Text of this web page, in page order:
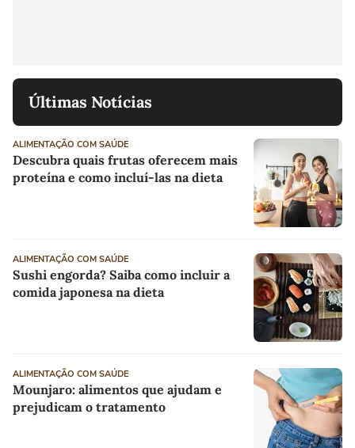
Últimas Notícias
ALIMENTAÇÃO COM SAÚDE
Descubra quais frutas oferecem mais
proteína e como incluí-las na dieta
ALIMENTAÇÃO COM SAÚDE
Sushi engorda? Saiba como incluir a
comida japonesa na dieta
ALIMENTAÇÃO COM SAÚDE
Mounjaro: alimentos que ajudam e
prejudicam o tratamento